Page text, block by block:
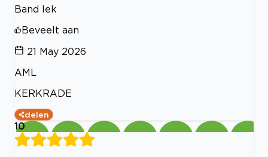
Band lek
Beveelt aan
21 May 2026
AML
KERKRADE
delen
10